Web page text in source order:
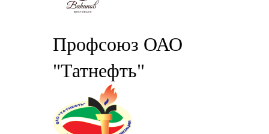
Профсоюз ОАО
"Татнефть"